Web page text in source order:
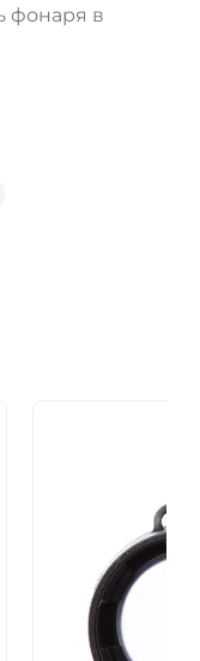
фонаря в